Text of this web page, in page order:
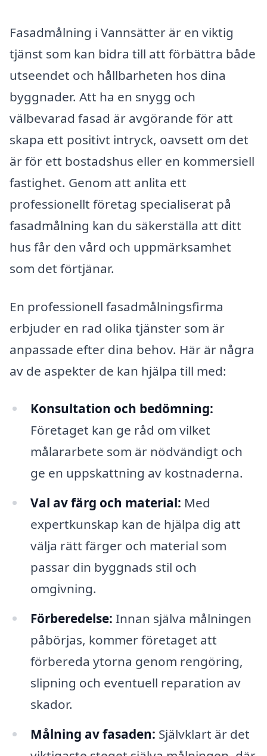
Fasadmålning i Vannsätter är en viktig
tjänst som kan bidra till att förbättra både
utseendet och hållbarheten hos dina
byggnader. Att ha en snygg och
välbevarad fasad är avgörande för att
skapa ett positivt intryck, oavsett om det
är för ett bostadshus eller en kommersiell
fastighet. Genom att anlita ett
professionellt företag specialiserat på
fasadmålning kan du säkerställa att ditt
hus får den vård och uppmärksamhet
som det förtjänar.
En professionell fasadmålningsfirma
erbjuder en rad olika tjänster som är
anpassade efter dina behov. Här är några
av de aspekter de kan hjälpa till med:
Konsultation och bedömning:
Företaget kan ge råd om vilket
målararbete som är nödvändigt och
ge en uppskattning av kostnaderna.
Val av färg och material: Med
expertkunskap kan de hjälpa dig att
välja rätt färger och material som
passar din byggnads stil och
omgivning.
Förberedelse: Innan själva målningen
påbörjas, kommer företaget att
förbereda ytorna genom rengöring,
slipning och eventuell reparation av
skador.
Målning av fasaden: Självklart är det